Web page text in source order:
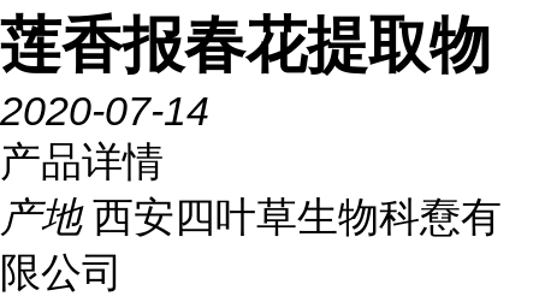
莲香报春花提取物
2020-07-14
产品详情
产地 西安四叶草生物科憃有
限公司